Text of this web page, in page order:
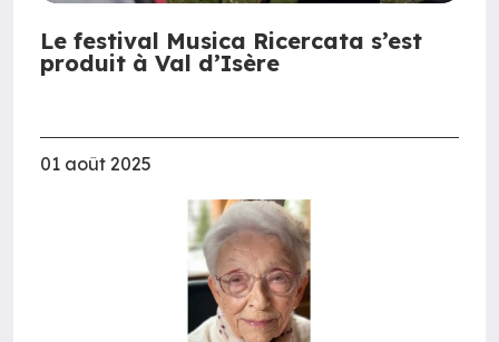
Le festival Musica Ricercata s’est
produit à Val d’Isère
01 août 2025